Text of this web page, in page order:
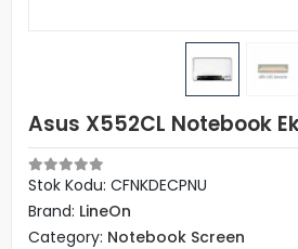
Asus X552CL Notebook
Stok Kodu: CFNKDECPNU
Brand: LineOn
Category: Notebook Screen